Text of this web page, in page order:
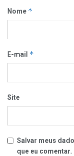
Nome *
E-mail *
Site
Salvar meus
que eu comentar.